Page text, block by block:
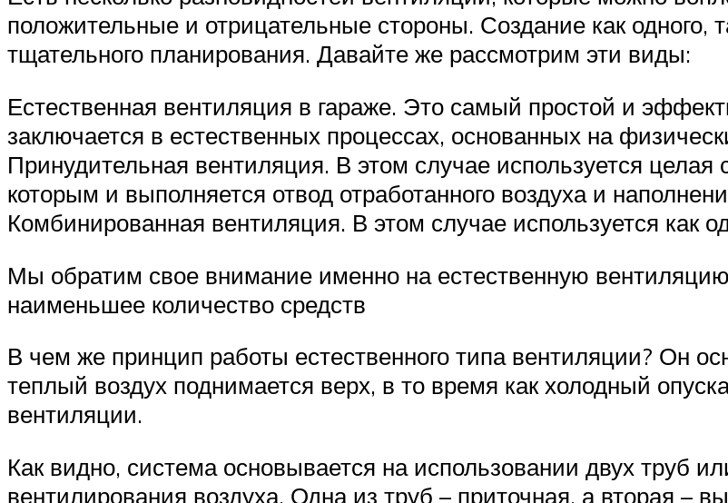
положительные и отрицательные стороны. Создание как одного,
тщательного планирования. Давайте же рассмотрим эти виды:
Естественная вентиляция в гараже. Это самый простой и
заключается в естественных процессах, основанных на
Принудительная вентиляция. В этом случае используется
которым и выполняется отвод отработанного воздуха и
Комбинированная вентиляция. В этом случае используется как
Мы обратим свое внимание именно на естественную
наименьшее количество средств
В чем же принцип работы естественного типа вентиляции? Он
теплый воздух поднимается верх, в то время как холодный
вентиляции.
Как видно, система основывается на использовании двух труб
вентилирования воздуха. Одна из труб – приточная, а вторая –